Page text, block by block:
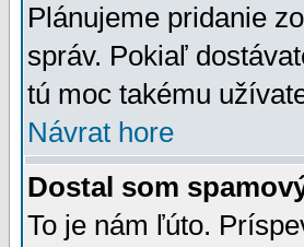
Plánujeme pridanie
správ. Pokiaľ
tú moc takému
Návrat hore
Dostal som
To je nám ľúto.